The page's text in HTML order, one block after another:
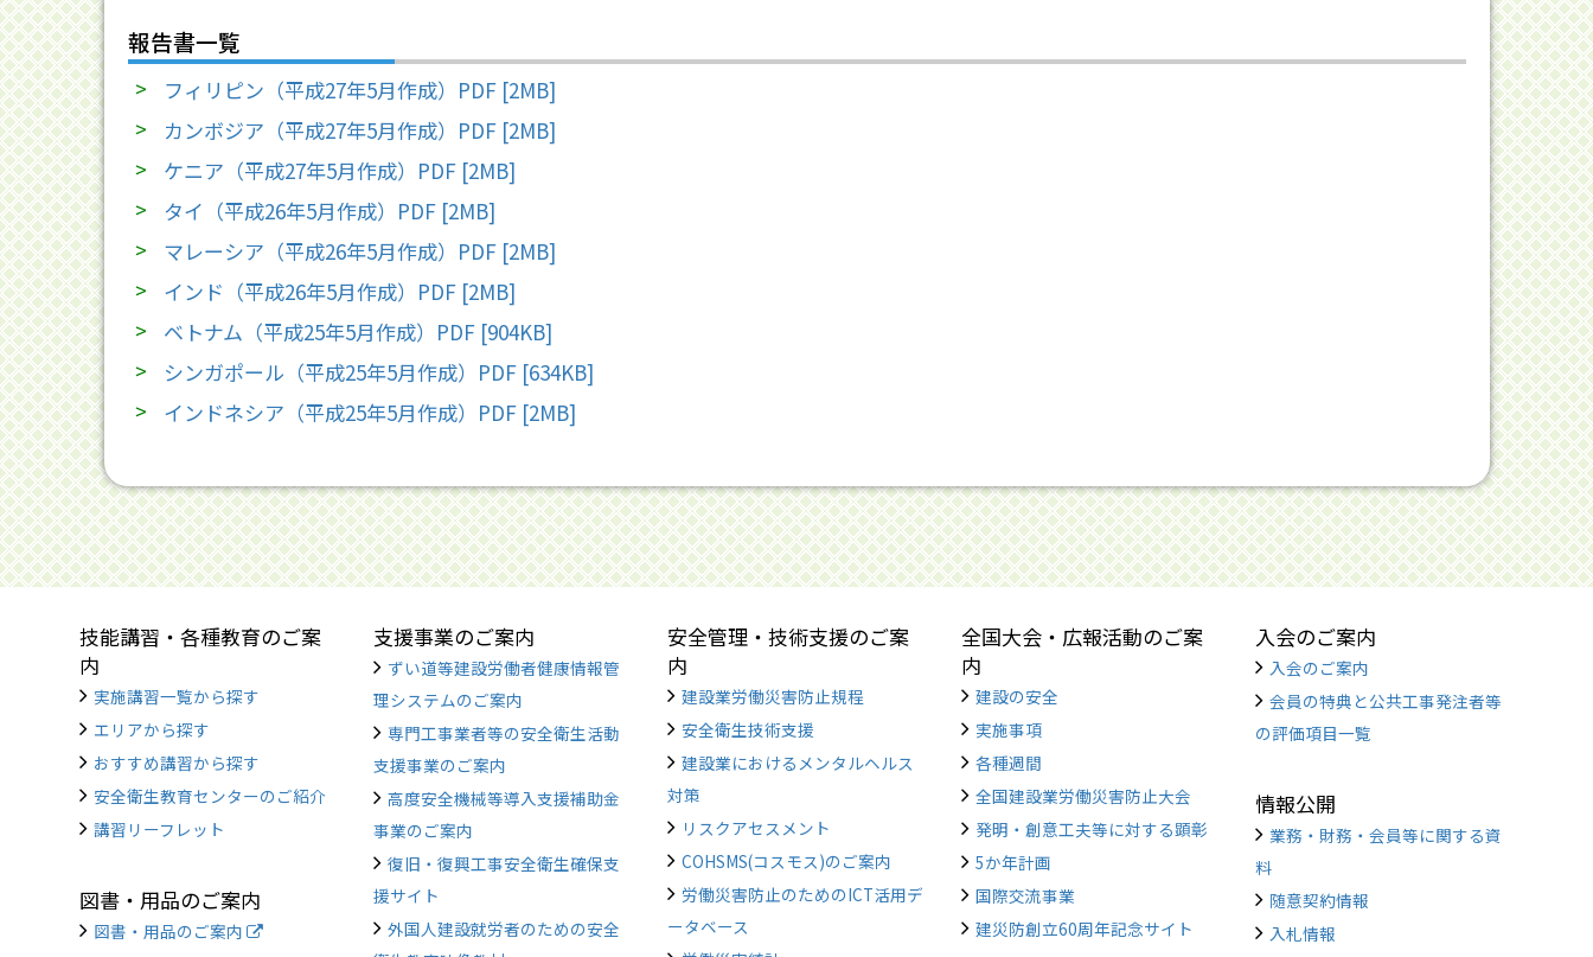
報告書一覧
フィリピン（平成27年5月作成）PDF [2MB]
カンボジア（平成27年5月作成）PDF [2MB]
ケニア（平成27年5月作成）PDF [2MB]
タイ（平成26年5月作成）PDF [2MB]
マレーシア（平成26年5月作成）PDF [2MB]
インド（平成26年5月作成）PDF [2MB]
ベトナム（平成25年5月作成）PDF [904KB]
シンガポール（平成25年5月作成）PDF [634KB]
インドネシア（平成25年5月作成）PDF [2MB]
技能講習・各種教育のご案
内
実施講習一覧から探す
エリアから探す
おすすめ講習から探す
安全衛生教育センターのご紹介
講習リーフレット
図書・用品のご案内
図書・用品のご案内
支援事業のご案内
ずい道等建設労働者健康情報管
理システムのご案内
専門工事業者等の安全衛生活動
支援事業のご案内
高度安全機械等導入支援補助金
事業のご案内
復旧・復興工事安全衛生確保支
援サイト
外国人建設就労者のための安全
安全管理・技術支援のご案
内
建設業労働災害防止規程
安全衛生技術支援
建設業におけるメンタルヘルス
対策
リスクアセスメント
COHSMS(コスモス)のご案内
労働災害防止のためのICT活用デ
ータベース
全国大会・広報活動のご案
内
建設の安全
実施事項
各種週間
全国建設業労働災害防止大会
発明・創意工夫等に対する顕彰
5か年計画
国際交流事業
建災防創立60周年記念サイト
入会のご案内
入会のご案内
会員の特典と公共工事発注者等
の評価項目一覧
情報公開
業務・財務・会員等に関する資
料
随意契約情報
入札情報